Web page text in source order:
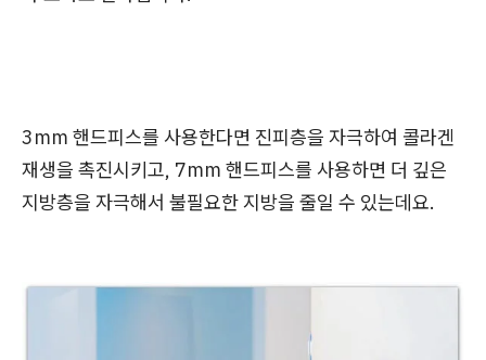
3mm 핸드피스를 사용한다면 진피층을 자극하여 콜라겐
재생을 촉진시키고, 7mm 핸드피스를 사용하면 더 깊은
지방층을 자극해서 불필요한 지방을 줄일 수 있는데요.